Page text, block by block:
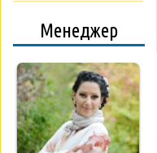
Менеджер